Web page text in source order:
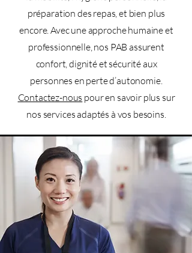
préparation des repas, et bien plus
encore. Avec une approche humaine et
professionnelle, nos PAB assurent
confort, dignité et sécurité aux
personnes en perte d’autonomie.
Contactez-nous pour en savoir plus sur
nos services adaptés à vos besoins.